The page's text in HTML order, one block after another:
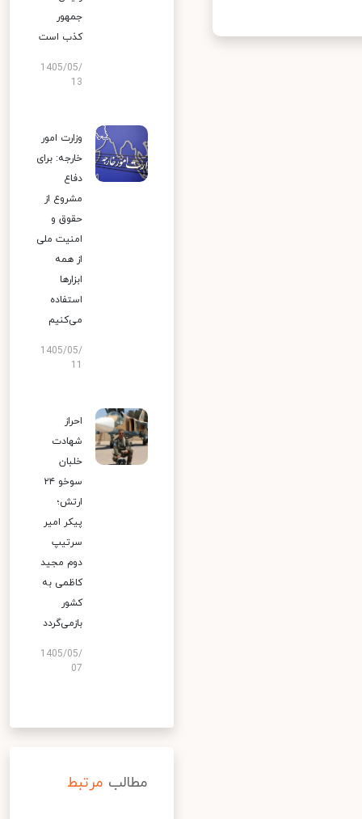
جمهور
کذب است
1405/05/
13
وزارت امور
خارجه: برای
دفاع
مشروع از
حقوق و
امنیت ملی
از همه
ابزارها
استفاده
می‌کنیم
1405/05/
احراز
شهادت
خلبان
سوخو ۲۴
ارتش؛
پیکر امیر
سرتیپ
دوم مجید
کاظمی به
کشور
بازمی‌گردد
1405/05/
07
مطالب مرتبط